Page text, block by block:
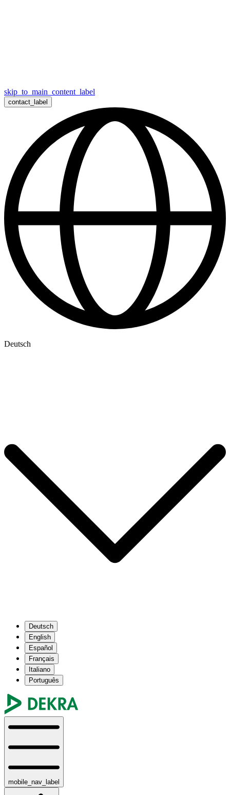
skip_to_main_content_label
contact_label
Deutsch
Deutsch
English
Español
Français
Italiano
Português
mobile_nav_label